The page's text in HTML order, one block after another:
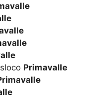
Primavalle